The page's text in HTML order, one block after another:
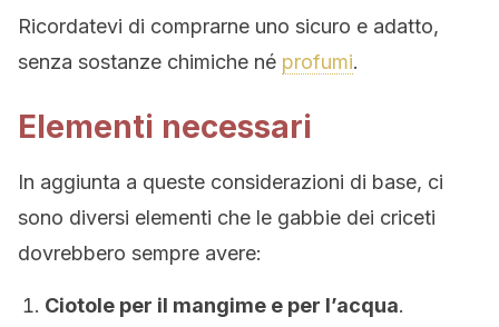
Ricordatevi di comprarne uno sicuro e adatto,
senza sostanze chimiche né profumi.
Elementi necessari
In aggiunta a queste considerazioni di base, ci
sono diversi elementi che le gabbie dei criceti
dovrebbero sempre avere:
Ciotole per il mangime e per l’acqua.